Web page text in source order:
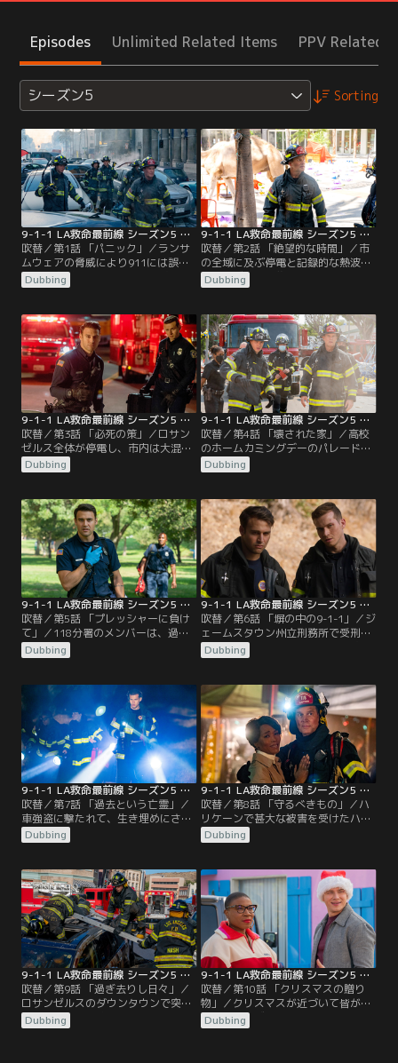
Episodes Unlimited Related Items PPV Related
シーズン5 Sorting
9-1-1 LA救命最前線 シーズン5 第01話／吹替
吹替／第1話 「パニック」／ランサ
ムウェアの脅威により911には誤通
報が相次ぎ、LA中のGPSや航空管制
などあらゆる電子機器が乗っ取られ
を受けた事件の裁判中にも、裁判所
のシステムが乗っ取られ混乱に乗じ
て容疑者が逃走する事態に。118分
署のメンバーはパニックに陥った街
の対応に追われるが…。
Dubbing
9-1-1 LA救命最前線 シーズン5 第02話／吹替
吹替／第2話 「絶望的な時間」／市
の全域に及ぶ停電と記録的な熱波が
ロサンゼルスを襲う。電力復旧のめ
どは立たず、南カリフォルニアは深
アシーナは、喉を切られてベッドに
横たわるルーと対面。ルーからハド
ソンを拘束した報告が入っていたの
だが…。チムニーはヘンにマディの
状況を打ち明ける。
Dubbing
9-1-1 LA救命最前線 シーズン5 第03話／吹替
吹替／第3話 「必死の策」／ロサン
ゼルス全体が停電し、市内は大混乱
に陥る。アシーナは、家族を悲劇か
ら救うために奔走する。一方、エデ
を迫られる。そしてマディは、人生
を変えるような決断をする。
Dubbing
9-1-1 LA救命最前線 シーズン5 第04話／吹替
吹替／第4話 「壊された家」／高校
のホームカミングデーのパレードに
トラックが突っ込む事故が発生し、
118分署のメンバーは現場に急行す
拐されたハリーを助けようとする。
メイは、戻ってきたコールセンター
のレジェンドに威圧される。落ち込
んでいるチムニーに対し、ボビーは
マディについての助言をする。
Dubbing
9-1-1 LA救命最前線 シーズン5 第05話／吹替
吹替／第5話 「プレッシャーに負け
て」／118分署のメンバーは、過剰
に運動した男性から救助要請を受け
る。彼らが現場へ行くと、厄介な事
ンでは爆発が発生する。そんな中、
アシーナはハリーの態度に過激な反
応を示す。また、ヘンとエディ、バ
ックとラヴィは、新しいパートナー
としてうまく噛み合わない。
Dubbing
9-1-1 LA救命最前線 シーズン5 第06話／吹替
吹替／第6話 「塀の中の9-1-1」／ジ
ェームスタウン州立刑務所で受刑者
たちが暴動を起こし、所内で複数の
火災が発生。消火作業中に2名の負
メンバーは、彼らの救護にあたるの
だが、思いもよらぬ事態に巻き込ま
れてしまう…。
Dubbing
9-1-1 LA救命最前線 シーズン5 第07話／吹替
吹替／第7話 「過去という亡霊」／
車強盗に撃たれて、生き埋めにされ
たと男性から通報が入る。118分署
のメンバーは救助に向かうが、情報
息苦しさと閉塞感でパニックを起こ
しかけるが…。一方ヘンやヘンの家
族は、過去と向き合うことになる。
アシーナ一家は、ハリーがいまだに
誘拐犯の幻影に悩まされていること
を心配する。
Dubbing
9-1-1 LA救命最前線 シーズン5 第08話／吹替
吹替／第8話 「守るべきもの」／ハ
リケーンで甚大な被害を受けたハイ
チへ行くことを決意したデヴィッ
ド。彼の話を聞いたマイケルは、あ
ヴィッドが手術を執刀中、病院で爆
発事故が発生。臨時の対策本部が設
置され、118分署のメンバーも救助
に向かう。
Dubbing
9-1-1 LA救命最前線 シーズン5 第09話／吹替
吹替／第9話 「過ぎ去りし日々」／
ロサンゼルスのダウンタウンで突然
道路が割れ、原油が噴き出した。車
に乗った2人の女性が巻き込まれ、
Dubbing
9-1-1 LA救命最前線 シーズン5 第10話／吹替
吹替／第10話 「クリスマスの贈り
物」／クリスマスが近づいて皆がツ
リーやプレゼントの準備を進める
中、エディは息子のクリストファー
Dubbing